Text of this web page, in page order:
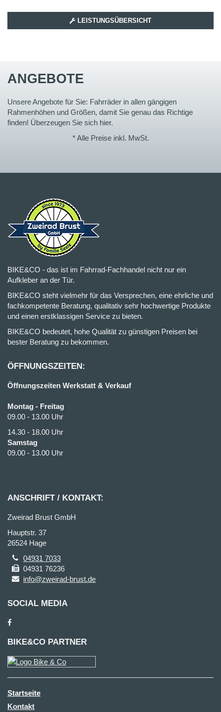
LEISTUNGSÜBERSICHT
ANGEBOTE
Unsere Angebote für Sie: Fahrräder in allen gängigen
Rahmenhöhen und Größen, damit Sie genau das Richtige
finden! Überzeugen Sie sich hier.
* Alle Preise inkl. MwSt.
BIKE&CO - das ist im Fahrrad-Fachhandel nicht nur ein
Aufkleber an der Tür.
BIKE&CO steht vielmehr für das Versprechen, eine ehrliche und
fachkompetente Beratung, qualitativ sehr hochwertige Produkte
und einen erstklassigen Service zu bieten.
BIKE&CO bedeutet, hohe Qualität zu günstigen Preisen bei
bester Beratung zu bekommen.
ÖFFNUNGSZEITEN:
Öffnungszeiten Werkstatt & Verkauf
Montag - Freitag
09.00 - 13.00 Uhr
14.30 - 18.00 Uhr
Samstag
09.00 - 13.00 Uhr
ANSCHRIFT / KONTAKT:
Zweirad Brust GmbH
Hauptstr. 37
26524 Hage
04931 7033
04931 76236
info@zweirad-brust.de
SOCIAL MEDIA
BIKE&CO PARTNER
Startseite
Kontakt